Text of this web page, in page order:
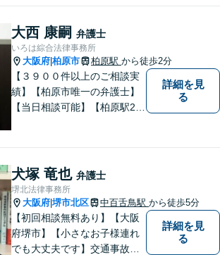
大西 康嗣 弁護士
いろは綜合法律事務所
大阪府 柏原市 柏原駅 から徒歩2分
【３９００件以上のご相談実
績】【柏原市唯一の弁護士】
【当日相談可能】【柏原駅2
詳細を見
る
犬塚 竜也 弁護士
堺北法律事務所
大阪府 堺市北区 中百舌鳥駅 から徒歩5分
【初回相談無料あり】【大阪
府堺市】【小さなお子様連れ
でも大丈夫です】交通事故、
詳細を見
る